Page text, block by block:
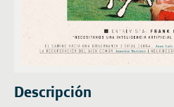
Descripción